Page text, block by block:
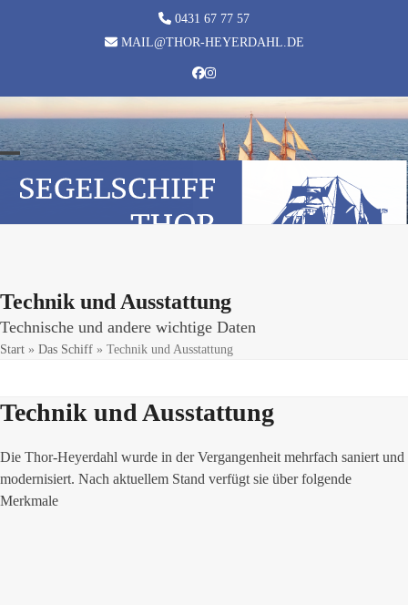
0431 67 77 57
MAIL@THOR-HEYERDAHL.DE
Facebook
Instagram
Open
mobile
Close
mobile
Technik und Ausstattung
Technische und andere wichtige Daten
Start » Das Schiff » Technik und Ausstattung
Technik und Ausstattung
Die Thor-Heyerdahl wurde in der Vergangenheit mehrfach saniert und
modernisiert. Nach aktuellem Stand verfügt sie über folgende
Merkmale